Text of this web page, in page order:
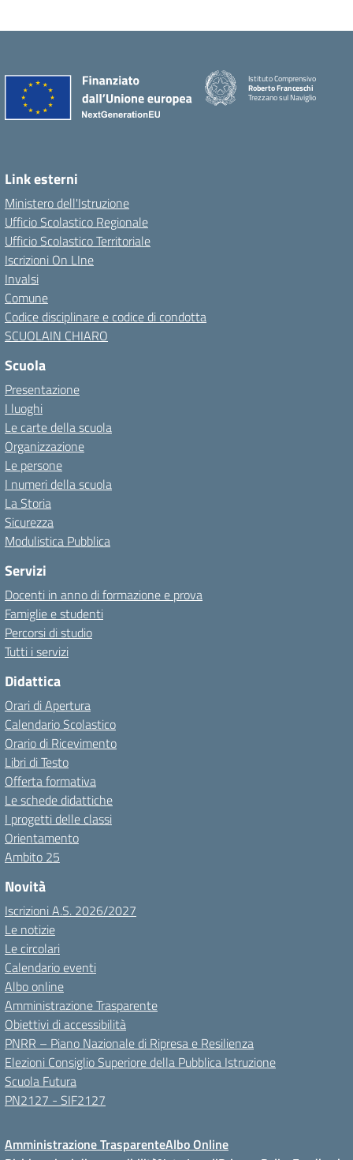
Istituto Comprensivo
Roberto Franceschi
Trezzano sul Naviglio
Link esterni
Ministero dell'Istruzione
Ufficio Scolastico Regionale
Ufficio Scolastico Territoriale
Iscrizioni On LIne
Invalsi
Comune
Codice disciplinare e codice di condotta
SCUOLAIN CHIARO
Scuola
Presentazione
I luoghi
Le carte della scuola
Organizzazione
Le persone
I numeri della scuola
La Storia
Sicurezza
Modulistica Pubblica
Servizi
Docenti in anno di formazione e prova
Famiglie e studenti
Percorsi di studio
Tutti i servizi
Didattica
Orari di Apertura
Calendario Scolastico
Orario di Ricevimento
Libri di Testo
Offerta formativa
Le schede didattiche
I progetti delle classi
Orientamento
Ambito 25
Novità
Iscrizioni A.S. 2026/2027
Le notizie
Le circolari
Calendario eventi
Albo online
Amministrazione Trasparente
Obiettivi di accessibilità
PNRR – Piano Nazionale di Ripresa e Resilienza
Elezioni Consiglio Superiore della Pubblica Istruzione
Scuola Futura
PN2127 - SIF2127
Amministrazione TrasparenteAlbo Online